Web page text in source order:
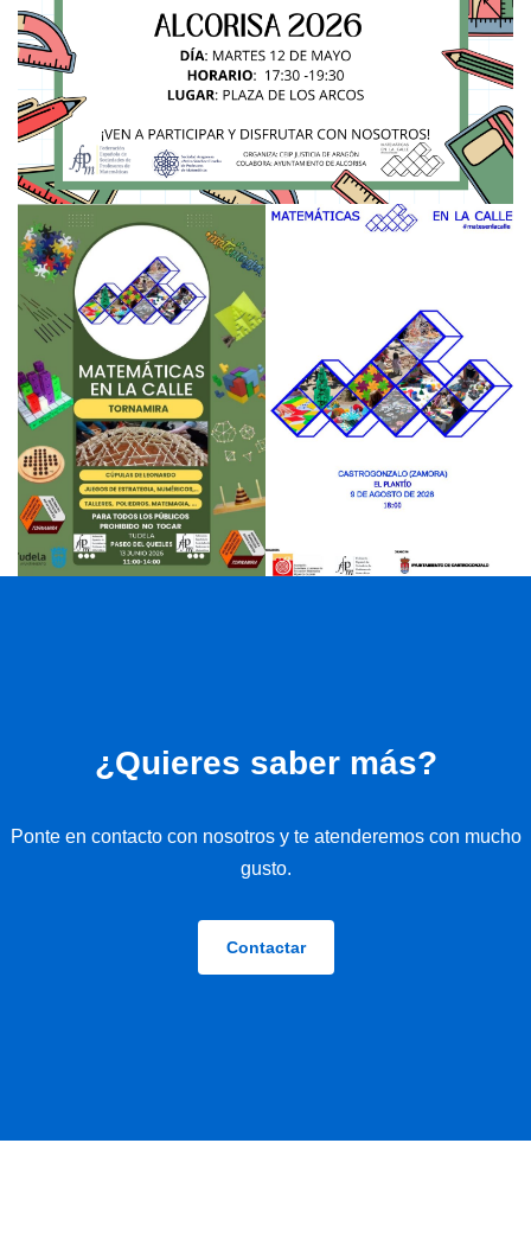
¿Quieres saber más?
Ponte en contacto con nosotros y te atenderemos con mucho
gusto.
Contactar